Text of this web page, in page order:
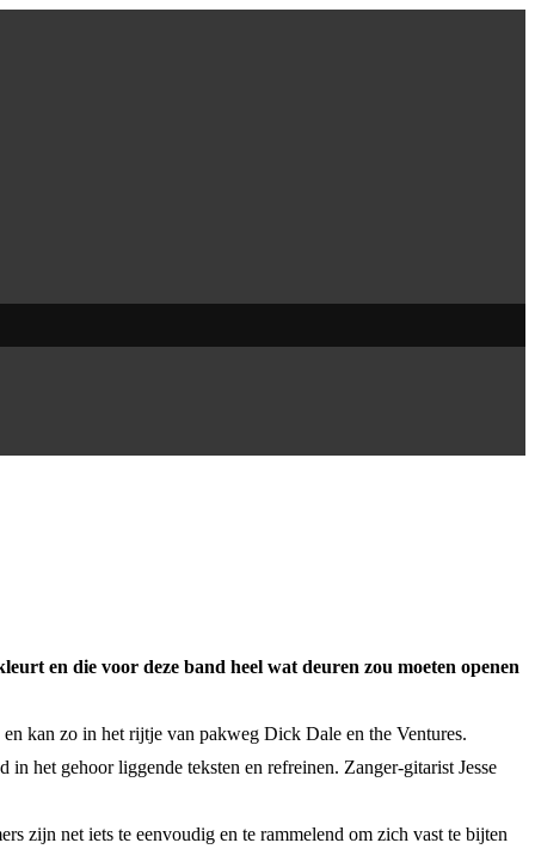
en die voor deze band heel wat deuren zou moeten openen
kan zo in het rijtje van pakweg Dick Dale en the Ventures.
het gehoor liggende teksten en refreinen. Zanger-gitarist Jesse
zijn net iets te eenvoudig en te rammelend om zich vast te bijten